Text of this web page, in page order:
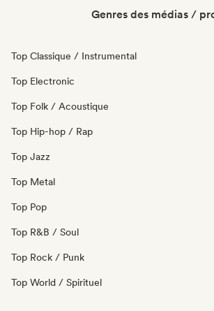
Genres des médias /
Top Classique / Instrumental
Top Electronic
Top Folk / Acoustique
Top Hip-hop / Rap
Top Jazz
Top Metal
Top Pop
Top R&B / Soul
Top Rock / Punk
Top World / Spirituel